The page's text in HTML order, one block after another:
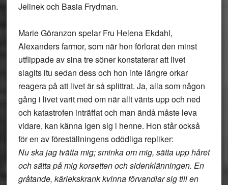
Jelinek och Basia Frydman.
Marie Göranzon spelar Fru Helena Ekdahl,
Alexanders farmor, som när hon förlorat den minst
utflippade av sina tre söner konstaterar att livet
slagits itu sedan dess och hon inte längre orkar
reagera på att livet är så splittrat. Ja, alla som någon
gång i livet varit med om när allt vänts upp och ned
och katastrofen inträffat och man ändå måste leva
vidare, kan känna igen sig i henne. Hon står också
för en av föreställningens odödliga repliker:
Nu ska jag tvätta mig; sminka om mig, sätta upp håret
och sätta på mig korsetten och sidenklänningen. En
gråtande, kärlekskrank kvinna förvandlar sig till en